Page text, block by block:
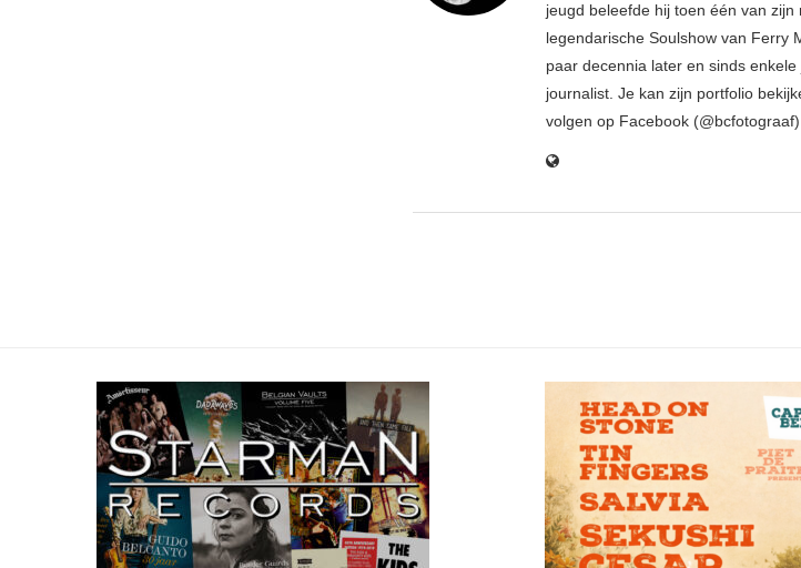
jeugd beleefde hij toen één van
legendarische Soulshow van Ferry
paar decennia later en sinds
journalist. Je kan zijn portfolio
volgen op Facebook